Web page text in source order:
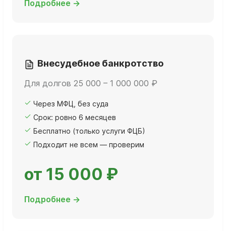
Подробнее →
Внесудебное банкротство
Для долгов 25 000 – 1 000 000 ₽
Через МФЦ, без суда
Срок: ровно 6 месяцев
Бесплатно (только услуги ФЦБ)
Подходит не всем — проверим
от 15 000 ₽
Подробнее →